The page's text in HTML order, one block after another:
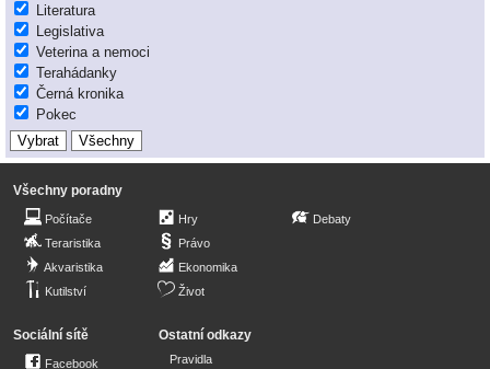
Literatura
Legislativa
Veterina a nemoci
Terahádanky
Černá kronika
Pokec
Všechny poradny
Počítače
Teraristika
Akvaristika
Kutilství
Hry
Právo
Ekonomika
Život
Debaty
Sociální sítě
Facebook
Ostatní odkazy
Pravidla